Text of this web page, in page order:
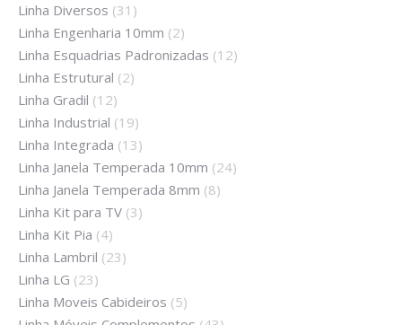
Linha Diversos (31)
Linha Engenharia 10mm (2)
Linha Esquadrias Padronizadas (12)
Linha Estrutural (2)
Linha Gradil (12)
Linha Industrial (19)
Linha Integrada (13)
Linha Janela Temperada 10mm (24)
Linha Janela Temperada 8mm (8)
Linha Kit para TV (3)
Linha Kit Pia (4)
Linha Lambril (23)
Linha LG (23)
Linha Moveis Cabideiros (5)